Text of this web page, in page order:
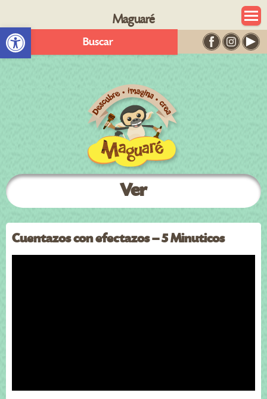
Abrir barra de herramientas
Maguaré
Buscar
Ver
Cuentazos con efectazos – 5 Minuticos